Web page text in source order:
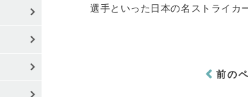
選手といった日本の名ストライカ
前の